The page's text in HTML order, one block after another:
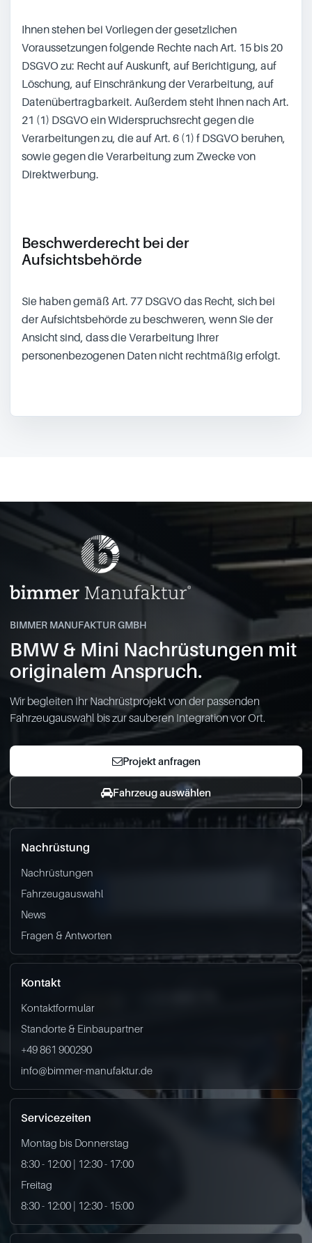
Ihnen stehen bei Vorliegen der gesetzlichen
Voraussetzungen folgende Rechte nach Art. 15 bis 20
DSGVO zu: Recht auf Auskunft, auf Berichtigung, auf
Löschung, auf Einschränkung der Verarbeitung, auf
Datenübertragbarkeit. Außerdem steht Ihnen nach Art.
21 (1) DSGVO ein Widerspruchsrecht gegen die
Verarbeitungen zu, die auf Art. 6 (1) f DSGVO beruhen,
sowie gegen die Verarbeitung zum Zwecke von
Direktwerbung.
Beschwerderecht bei der
Aufsichtsbehörde
Sie haben gemäß Art. 77 DSGVO das Recht, sich bei
der Aufsichtsbehörde zu beschweren, wenn Sie der
Ansicht sind, dass die Verarbeitung Ihrer
personenbezogenen Daten nicht rechtmäßig erfolgt.
BIMMER MANUFAKTUR GMBH
BMW & Mini Nachrüstungen mit
originalem Anspruch.
Wir begleiten Ihr Nachrüstprojekt von der passenden
Fahrzeugauswahl bis zur sauberen Integration vor Ort.
Projekt anfragen
Fahrzeug auswählen
Nachrüstung
Nachrüstungen
Fahrzeugauswahl
News
Fragen & Antworten
Kontakt
Kontaktformular
Standorte & Einbaupartner
+49 861 900290
info@bimmer-manufaktur.de
Servicezeiten
Montag bis Donnerstag
8:30 - 12:00 | 12:30 - 17:00
Freitag
8:30 - 12:00 | 12:30 - 15:00